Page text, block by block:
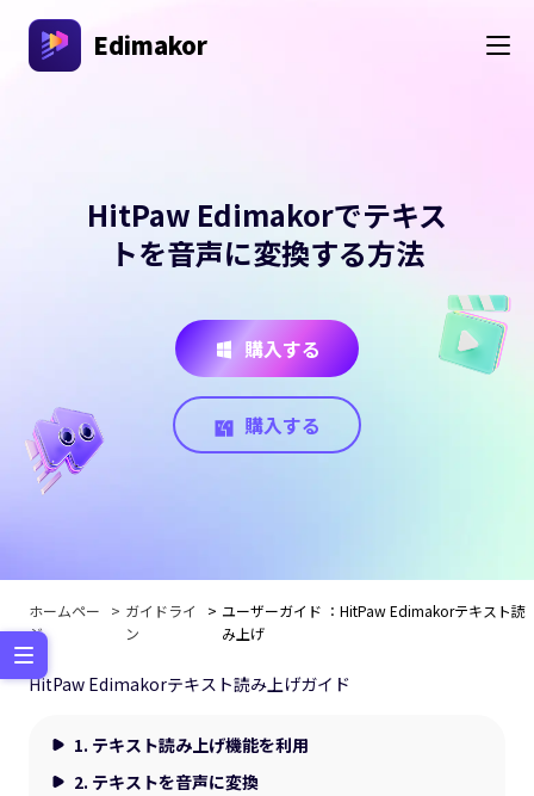
Edimakor
HitPaw Edimakorでテキス
トを音声に変換する方法
購入する
購入する
ホームペー
ジ
ガイドライ
ン
ユーザーガイド ：HitPaw Edimakorテキスト読
み上げ
HitPaw Edimakorテキスト読み上げガイド
1. テキスト読み上げ機能を利用
2. テキストを音声に変換